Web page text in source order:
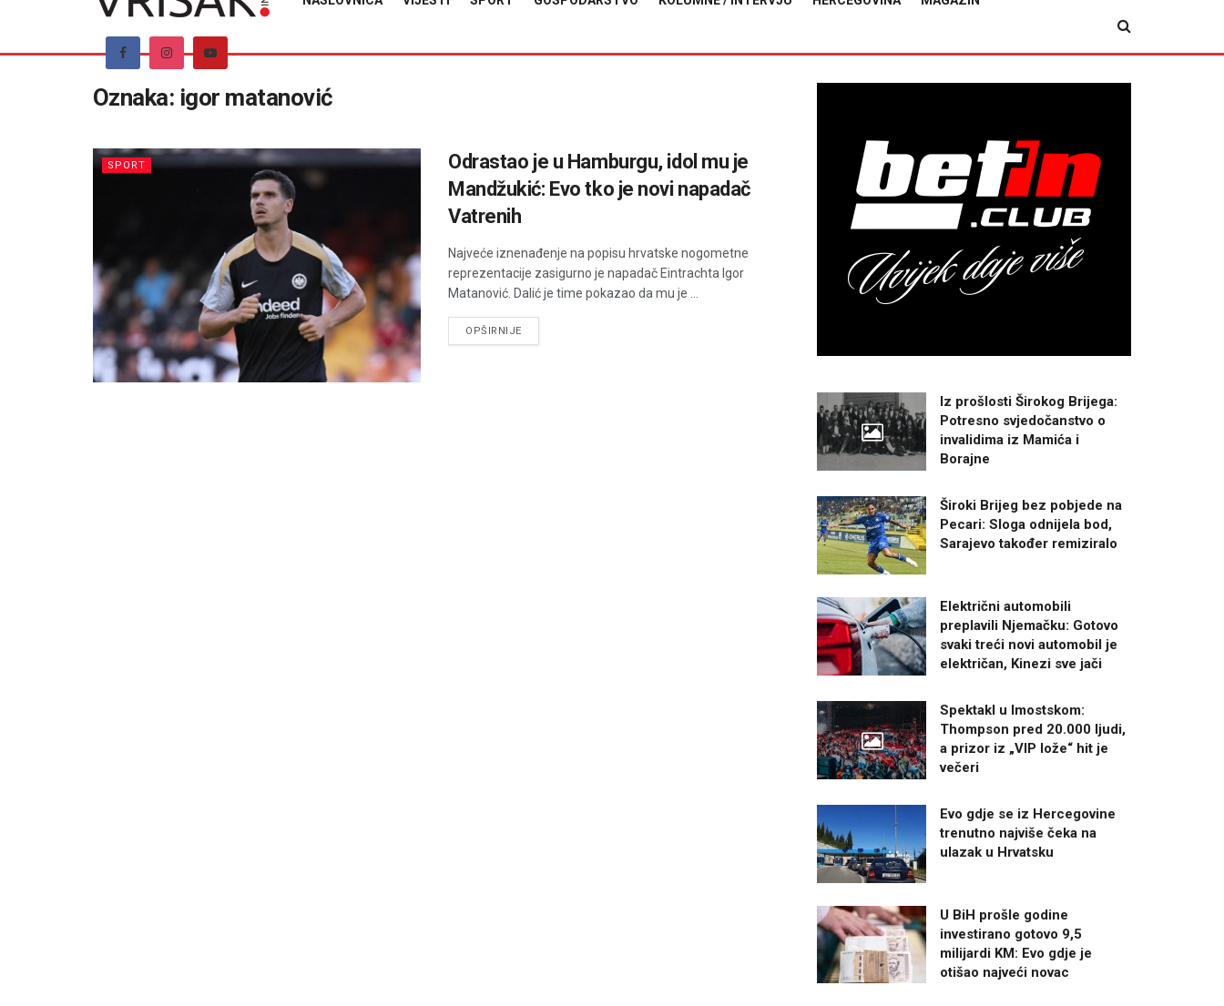
Oznaka: igor matanović
SPORT
Odrastao je u Hamburgu, idol mu je
Mandžukić: Evo tko je novi napadač
Vatrenih
Najveće iznenađenje na popisu hrvatske nogometne
reprezentacije zasigurno je napadač Eintrachta Igor
Matanović. Dalić je time pokazao da mu je ...
OPŠIRNIJEDETAILS
Iz prošlosti Širokog Brijega:
Potresno svjedočanstvo o
invalidima iz Mamića i
Borajne
Široki Brijeg bez pobjede na
Pecari: Sloga odnijela bod,
Sarajevo također remiziralo
Električni automobili
preplavili Njemačku: Gotovo
svaki treći novi automobil je
električan, Kinezi sve jači
Spektakl u Imostskom:
Thompson pred 20.000 ljudi,
a prizor iz „VIP lože“ hit je
večeri
Evo gdje se iz Hercegovine
trenutno najviše čeka na
ulazak u Hrvatsku
U BiH prošle godine
investirano gotovo 9,5
milijardi KM: Evo gdje je
otišao najveći novac